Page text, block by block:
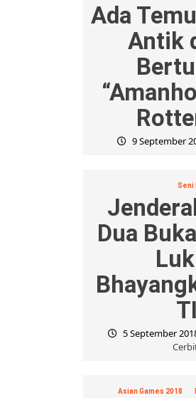
Ada
Antik
9 September
Seni
Dua
5 September
Asian Games 2018